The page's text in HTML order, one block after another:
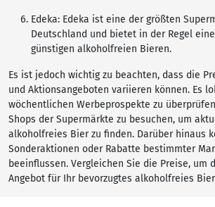
Edeka: Edeka ist eine der größten
Deutschland und bietet in der Regel
günstigen alkoholfreien Bieren.
Es ist jedoch wichtig zu beachten, dass die
und Aktionsangeboten variieren können. Es
wöchentlichen Werbeprospekte zu
Shops der Supermärkte zu besuchen, um
alkoholfreies Bier zu finden. Darüber hinaus
Sonderaktionen oder Rabatte bestimmter
beeinflussen. Vergleichen Sie die Preise, um
Angebot für Ihr bevorzugtes alkoholfreies